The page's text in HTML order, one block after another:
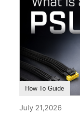
How To Guide
July 21,2026